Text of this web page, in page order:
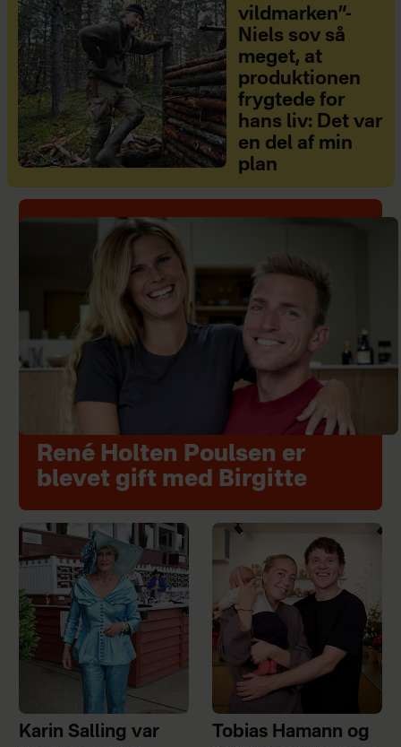
vildmarken”-
Niels sov så
meget, at
produktionen
frygtede for
hans liv: Det var
en del af min
plan
René Holten Poulsen er
blevet gift med Birgitte
Karin Salling var
Tobias Hamann og